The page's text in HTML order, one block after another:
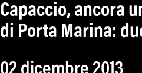
Capaccio, ancora
di Porta Marina: